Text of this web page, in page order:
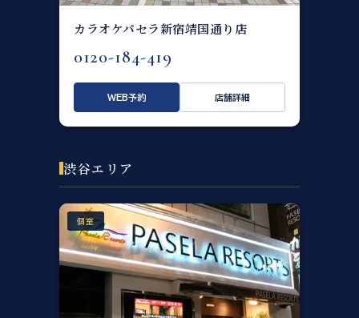
カラオケパセラ新宿靖国通り店
0120-184-419
WEB予約 店舗詳細
渋谷エリア
個室